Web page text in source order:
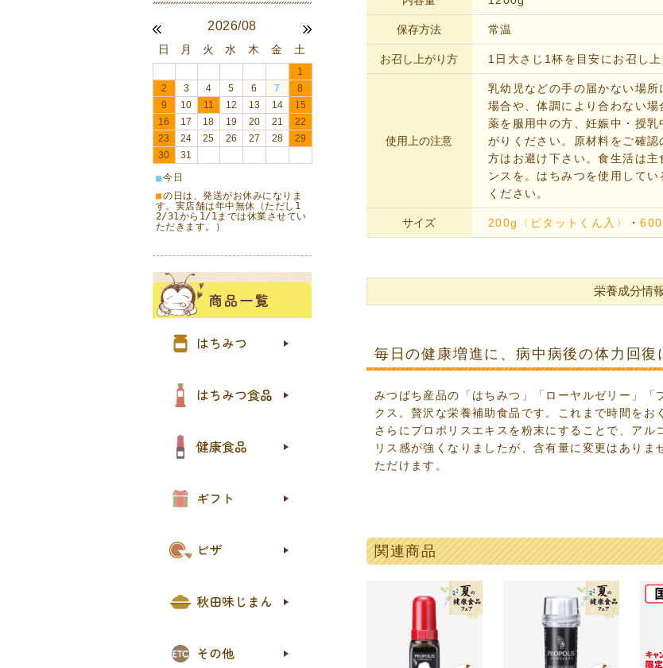
保存方法 常温
お召し上がり方 1日大さじ1杯を目安にお召し上
使用上の注意
乳幼児などの手の届かない場
場合や、体調により合わない
薬を服用中の方、妊娠中・授
がりください。原材料をご確
方はお避け下さい。食生活は
ンスを。はちみつを使用して
ください。
サイズ 200g〈ピタットくん入〉 ・
栄養成分情
毎日の健康増進に、病中病後の体力回復
みつばち産品の「はちみつ」「ローヤルゼリー」「
クス。贅沢な栄養補助食品です。これまで時間をお
さらにプロポリスエキスを粉末にすることで、アル
リス感が強くなりましたが、含有量に変更はあり
ただけます。
関連商品
2026/08
日 月 火 水 木 金 土
1
2
3 4 5 6 7
8
9
10 11 12 13 14
15
16
17 18 19 20 21
22
23
24 25 26 27 28
29
30
31
■今日
■の日は、発送がお休みになりま
す。実店舗は年中無休（ただし1
2/31から1/1までは休業させてい
ただきます。）
はちみつ
はちみつ食品
健康食品 プロポリス プロポリスエキス
粒・ソフトカプセル
その他
ローヤルゼリー 生ローヤルゼリー
粒・ソフトカプセル
その他
その他 健康食品／ドリンク 花粉荷
ポーレンパルメットS
ハニーミックス
おトクなまとめ買い
ギフト
ピザ
秋田味じまん
その他 オリジナルグッズ
PROHERB化粧品シリーズ
石鹸・歯磨き・フェイスマスク
プロポリスクリーム
レジ袋・手さげ袋
新規ご購入の方限定